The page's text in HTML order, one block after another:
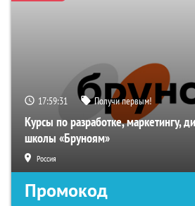
17:59:30 Получи первым!
Курсы по разработке, маркетингу,
школы «Бруноям»
Россия
Промокод